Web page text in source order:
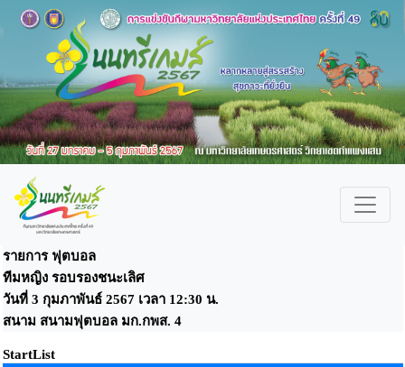
รายการ ฟุตบอล
ทีมหญิง รอบรองชนะเลิศ
วันที่ 3 กุมภาพันธ์ 2567 เวลา 12:30 น.
สนาม สนามฟุตบอล มก.กพส. 4
StartList